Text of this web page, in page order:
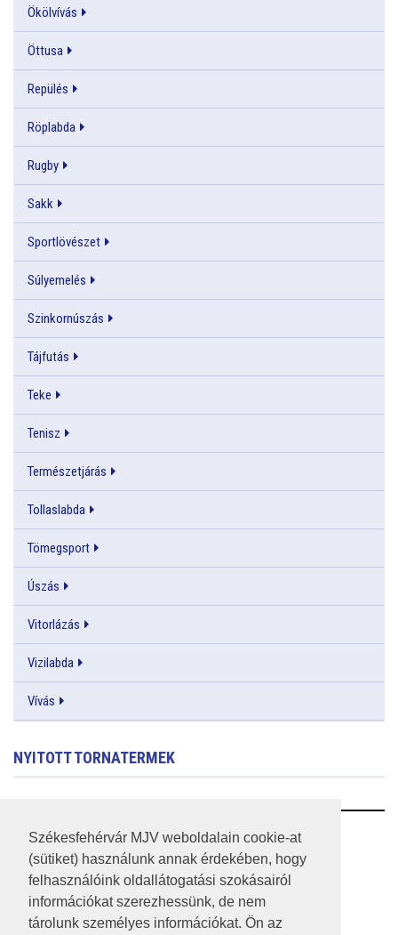
Székesfehérvár MJV weboldalain cookie-at
(sütiket) használunk annak érdekében, hogy
felhasználóink oldallátogatási szokásairól
információkat szerezhessünk, de nem
tárolunk személyes információkat. Ön az
Ökölvívás
Öttusa
Repülés
Röplabda
Rugby
Sakk
Sportlövészet
Súlyemelés
Szinkornúszás
Tájfutás
Teke
Tenisz
Természetjárás
Tollaslabda
Tömegsport
Úszás
Vitorlázás
Vizilabda
Vívás
NYITOTT TORNATERMEK
RSS
A HONLAP 2017.03.31-I ÁLLAPOTA
JOGI NYILATKOZAT